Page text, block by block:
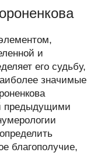
и
его судьбу,
значимые
предыдущими
благополучие,